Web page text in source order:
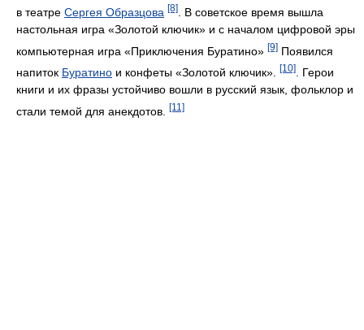
в театре Сергея Образцова [8]
. В советское время вышла
настольная игра «Золотой ключик» и с началом цифровой эры
компьютерная игра «Приключения Буратино» [9] Появился
напиток Буратино и конфеты «Золотой ключик». [10]
. Герои
книги и их фразы устойчиво вошли в русский язык, фольклор и
стали темой для анекдотов.
[11]